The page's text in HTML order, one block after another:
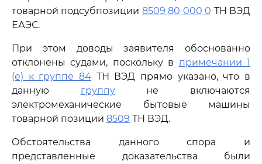
товарной подсубпозиции 8509 80 000 0 ТН ВЭД
ЕАЭС.
При этом доводы заявителя обоснованно
отклонены судами, поскольку в примечании 1
(е) к группе 84 ТН ВЭД прямо указано, что в
данную группуне включаются
электромеханические бытовые машины
товарной позиции 8509 ТН ВЭД.
Обстоятельства данного спора и
представленные доказательства были